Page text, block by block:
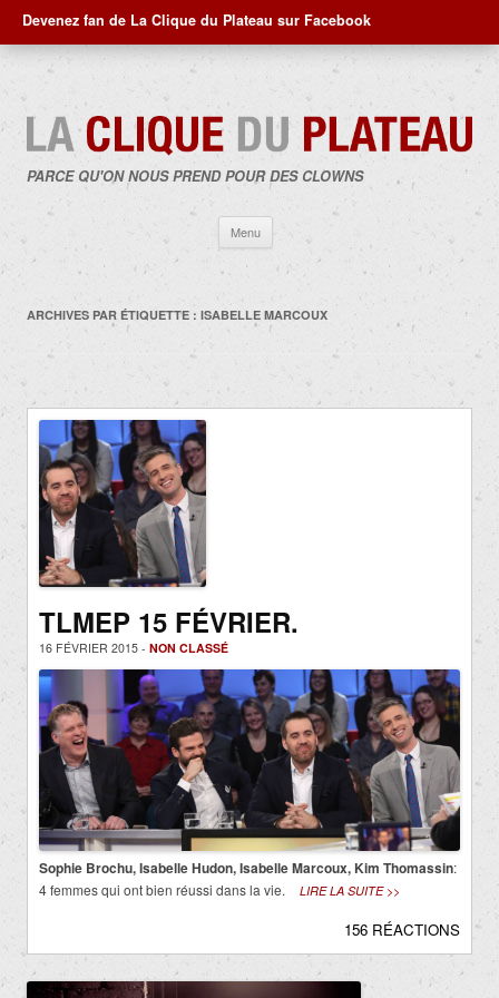
Devenez fan de La Clique du Plateau sur Facebook
PARCE QU'ON NOUS PREND POUR DES CLOWNS
Menu
contenu
ARCHIVES PAR ÉTIQUETTE : ISABELLE MARCOUX
TLMEP 15 FÉVRIER.
16 FÉVRIER 2015 - NON CLASSÉ
Sophie Brochu, Isabelle Hudon, Isabelle Marcoux, Kim Thomassin:
4 femmes qui ont bien réussi dans la vie.
LIRE LA SUITE >>
156 RÉACTIONS